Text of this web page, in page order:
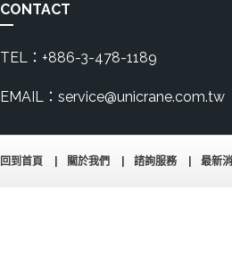
CONTACT
TEL：+886-3-478-1189
EMAIL：service@unicrane.com.tw
回到首頁 關於我們 諮詢服務 最新